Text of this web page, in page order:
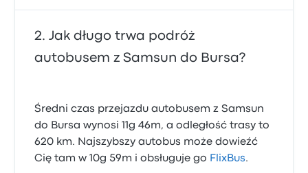
Jak długo trwa podróż
autobusem z Samsun do Bursa?
Średni czas przejazdu autobusem z Samsun
do Bursa wynosi 11g 46m, a odległość trasy to
620 km. Najszybszy autobus może dowieźć
Cię tam w 10g 59m i obsługuje go FlixBus.